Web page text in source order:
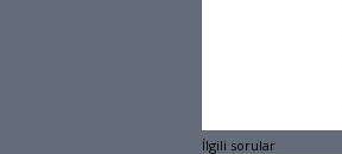
İlgili sorular